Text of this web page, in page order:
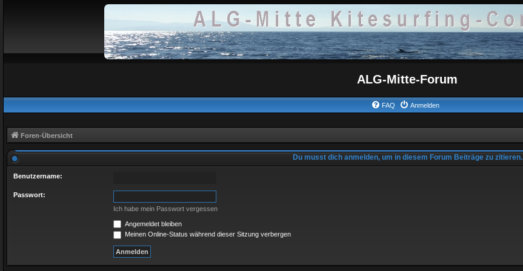
ALG-Mitte-Forum
FAQ Anmelden
Foren-Übersicht
Du musst dich anmelden, um in diesem Forum Beiträge zu zitieren.
Benutzername:
Passwort:
Ich habe mein Passwort vergessen
Angemeldet bleiben
Meinen Online-Status während dieser Sitzung verbergen